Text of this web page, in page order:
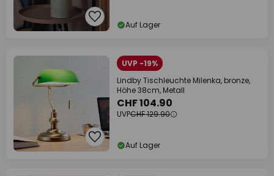
Auf Lager
UVP -19%
Lindby Tischleuchte Milenka, bronze,
Höhe 38cm, Metall
CHF 104.90
UVPCHF 129.90
Auf Lager